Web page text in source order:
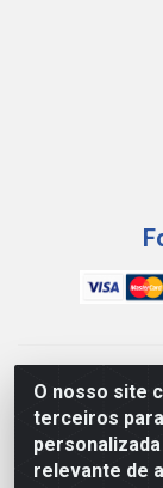
O nosso site
terceiros
relevante de
WING
DE
PATRÍCIA